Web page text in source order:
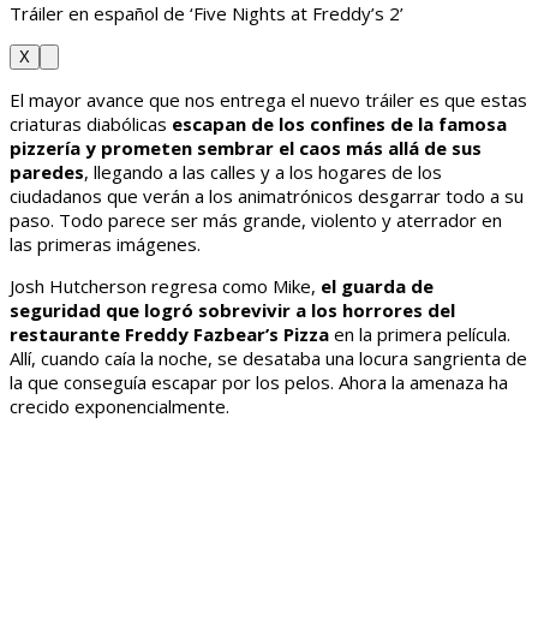
Tráiler en español de ‘Five Nights at Freddy’s 2’
X
El mayor avance que nos entrega el nuevo tráiler es que estas
criaturas diabólicas escapan de los confines de la famosa
pizzería y prometen sembrar el caos más allá de sus
paredes, llegando a las calles y a los hogares de los
ciudadanos que verán a los animatrónicos desgarrar todo a su
paso. Todo parece ser más grande, violento y aterrador en
las primeras imágenes.
Josh Hutcherson regresa como Mike, el guarda de
seguridad que logró sobrevivir a los horrores del
restaurante Freddy Fazbear’s Pizza en la primera película.
Allí, cuando caía la noche, se desataba una locura sangrienta de
la que conseguía escapar por los pelos. Ahora la amenaza ha
crecido exponencialmente.